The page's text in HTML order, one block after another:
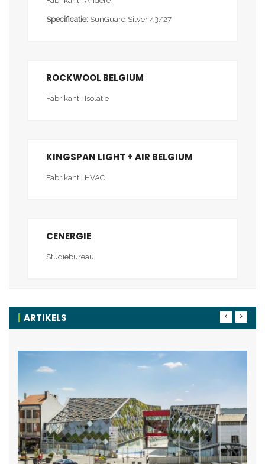
Specificatie: SunGuard Silver 43/27
ROCKWOOL BELGIUM
Fabrikant : Isolatie
KINGSPAN LIGHT + AIR BELGIUM
Fabrikant : HVAC
CENERGIE
Studiebureau
ARTIKELS